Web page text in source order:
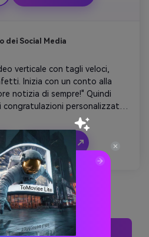
dei Social Media
verticale con tagli veloci,
Inizia con un conto alla
notizia di sempre!" Quindi
personalizzato
tendenza. Aggiungi bordi
emoji per un
Finisci rapidamente con
e transizione finale
Inizia gratis ↗
Richieste